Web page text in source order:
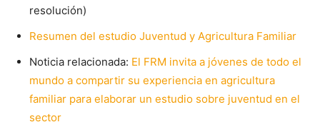
resolución)
Resumen del estudio Juventud y Agricultura Familiar
Noticia relacionada: El FRM invita a jóvenes de todo el
mundo a compartir su experiencia en agricultura
familiar para elaborar un estudio sobre juventud en el
sector​